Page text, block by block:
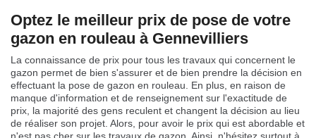
Optez le meilleur prix de pose de votre
gazon en rouleau à Gennevilliers
La connaissance de prix pour tous les travaux qui concernent le
gazon permet de bien s'assurer et de bien prendre la décision en
effectuant la pose de gazon en rouleau. En plus, en raison de
manque d'information et de renseignement sur l'exactitude de
prix, la majorité des gens reculent et changent la décision au lieu
de réaliser son projet. Alors, pour avoir le prix qui est abordable et
n'est pas cher sur les travaux de gazon. Ainsi, n'hésitez surtout à